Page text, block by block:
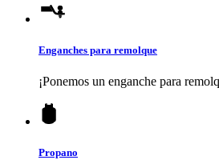
Enganches para remolque
¡Ponemos un enganche para
Propano